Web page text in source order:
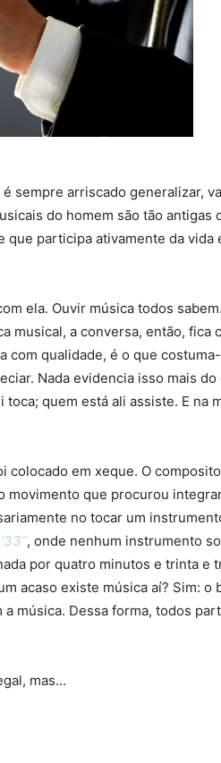
sempre arriscado generalizar,
do homem são tão antigas
participa ativamente da vida
ela. Ouvir música todos
musical, a conversa, então, fica
com qualidade, é o que
Nada evidencia isso mais do
quem está ali assiste. E na
colocado em xeque. O
movimento que procurou
no tocar um
, onde nenhum instrumento
por quatro minutos e trinta e
acaso existe música aí? Sim: o
música. Dessa forma, todos
mas…